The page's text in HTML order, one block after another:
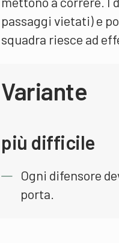
passaggi vietati) e
squadra riesce ad
Variante
più difficile
Ogni difensore
porta.